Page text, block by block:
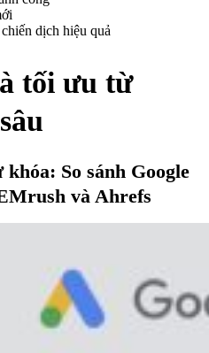
dịch hiệu quả
tối ưu từ
So sánh Google
và Ahrefs